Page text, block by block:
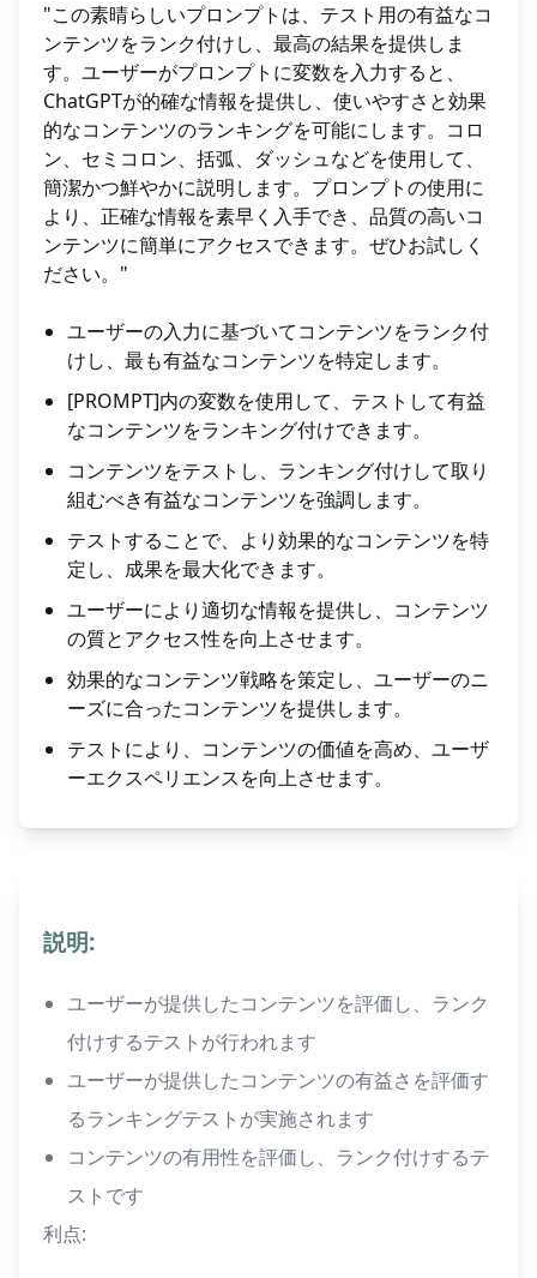
"この素晴らしいプロンプトは、テスト用の有益なコ
ンテンツをランク付けし、最高の結果を提供しま
す。ユーザーがプロンプトに変数を入力すると、
ChatGPTが的確な情報を提供し、使いやすさと効果
的なコンテンツのランキングを可能にします。コロ
ン、セミコロン、括弧、ダッシュなどを使用して、
簡潔かつ鮮やかに説明します。プロンプトの使用に
より、正確な情報を素早く入手でき、品質の高いコ
ンテンツに簡単にアクセスできます。ぜひお試しく
ださい。"
ユーザーの入力に基づいてコンテンツをランク付
けし、最も有益なコンテンツを特定します。
[PROMPT]内の変数を使用して、テストして有益
なコンテンツをランキング付けできます。
コンテンツをテストし、ランキング付けして取り
組むべき有益なコンテンツを強調します。
テストすることで、より効果的なコンテンツを特
定し、成果を最大化できます。
ユーザーにより適切な情報を提供し、コンテンツ
の質とアクセス性を向上させます。
効果的なコンテンツ戦略を策定し、ユーザーのニ
ーズに合ったコンテンツを提供します。
テストにより、コンテンツの価値を高め、ユーザ
ーエクスペリエンスを向上させます。
説明:
ユーザーが提供したコンテンツを評価し、ランク
付けするテストが行われます
ユーザーが提供したコンテンツの有益さを評価す
るランキングテストが実施されます
コンテンツの有用性を評価し、ランク付けするテ
ストです
利点: